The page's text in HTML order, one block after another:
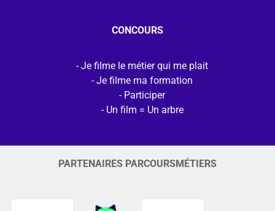
CONCOURS
Je filme le métier qui me plait
Je filme ma formation
Participer
Un film = Un arbre
PARTENAIRES PARCOURSMÉTIERS